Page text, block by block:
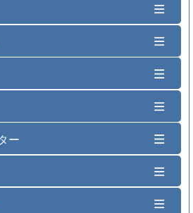
ー